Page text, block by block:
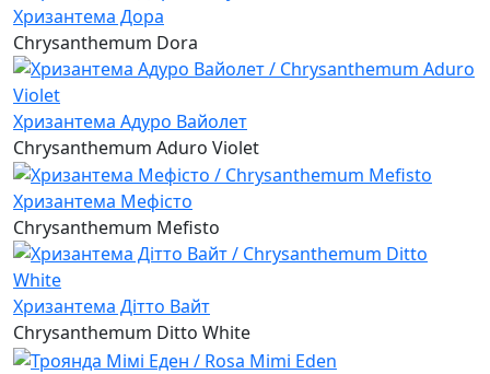
Хризантема Дора
Chrysanthemum Dora
Хризантема Адуро Вайолет
Chrysanthemum Aduro Violet
Хризантема Мефісто
Chrysanthemum Mefisto
Хризантема Дітто Вайт
Chrysanthemum Ditto White